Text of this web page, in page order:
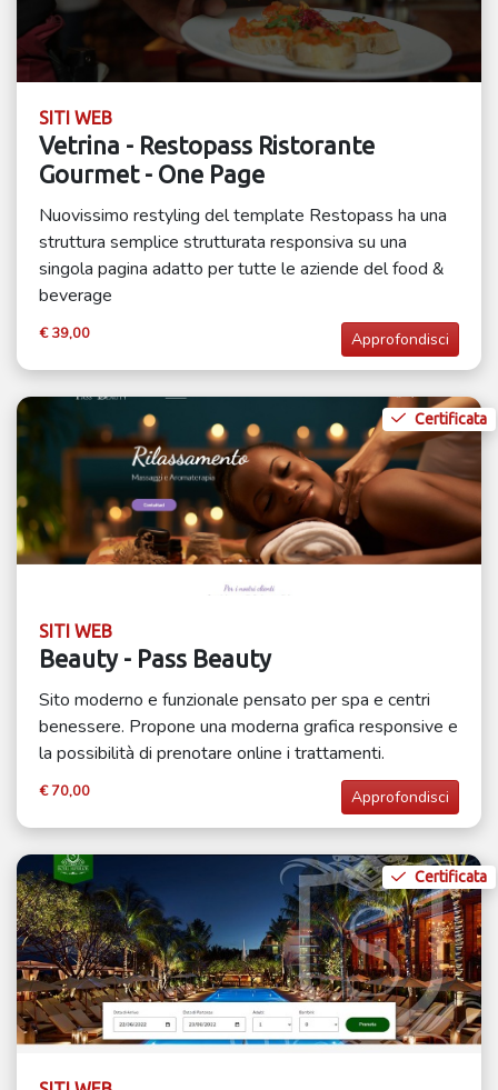
SITI WEB
Vetrina - Restopass Ristorante
Gourmet - One Page
Nuovissimo restyling del template Restopass ha una
struttura semplice strutturata responsiva su una
singola pagina adatto per tutte le aziende del food &
beverage
€ 39,00 Approfondisci
Certificata
SITI WEB
Beauty - Pass Beauty
Sito moderno e funzionale pensato per spa e centri
benessere. Propone una moderna grafica responsive e
la possibilità di prenotare online i trattamenti.
€ 70,00 Approfondisci
Certificata